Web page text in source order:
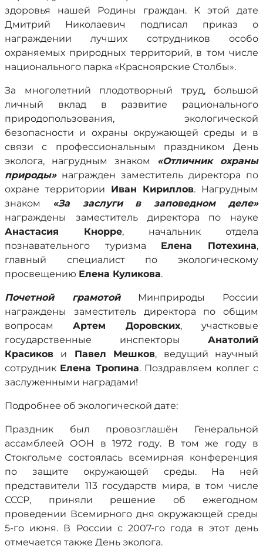
здоровья нашей Родины граждан. К этой дате
Дмитрий Николаевич подписал приказ о
награждении лучших сотрудников особо
охраняемых природных территорий, в том числе
национального парка «Красноярские Столбы».
За многолетний плодотворный труд, большой
личный вклад в развитие рационального
природопользования, экологической
безопасности и охраны окружающей среды и в
связи с профессиональным праздником День
эколога, нагрудным знаком «Отличник охраны
природы»награжден заместитель директора по
охране территории Иван Кириллов. Нагрудным
знаком «За заслуги в заповедном деле»
награждены заместитель директора по науке
Анастасия Кнорре, начальник отдела
познавательного туризма Елена Потехина,
главный специалист по экологическому
просвещению Елена Куликова.
Почетной грамотой Минприроды России
награждены заместитель директора по общим
вопросам Артем Доровских, участковые
государственные инспекторы Анатолий
Красиков и Павел Мешков, ведущий научный
сотрудник Елена Тропина. Поздравляем коллег с
заслуженными наградами!
Подробнее об экологической дате:
Праздник был провозглашён Генеральной
ассамблеей ООН в 1972 году. В том же году в
Стокгольме состоялась всемирная конференция
по защите окружающей среды. На ней
представители 113 государств мира, в том числе
СССР, приняли решение об ежегодном
проведении Всемирного дня окружающей среды
5-го июня. В России с 2007-го года в этот день
отмечается также День эколога.